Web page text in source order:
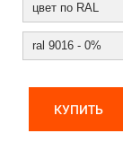
цвет по RAL
ral 9016 - 0%
КУПИТЬ